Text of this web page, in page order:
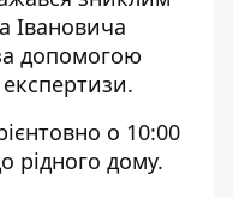
Івановича
допомогою
о 10:00
рідного дому.